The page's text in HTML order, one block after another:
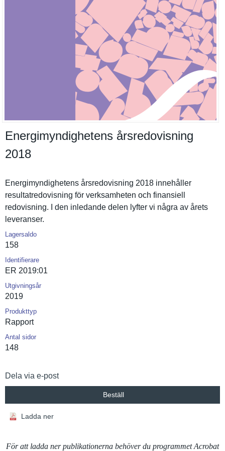
Energimyndighetens årsredovisning
2018
Energimynd­ighetens årsredovis­ning 2018 innehåller
resultatre­dovisning för verksamhet­en och finansiell
redovisnin­g. I den inledande delen lyfter vi några av årets
leveranser.
Lagersaldo
158
Identifierare
ER 2019:01
Utgivningsår
2019
Produkttyp
Rapport
Antal sidor
148
Dela via e-post
Beställ
Ladda ner
För att ladda ner publikationerna behöver du programmet Acrobat